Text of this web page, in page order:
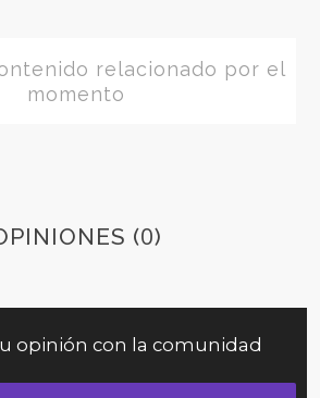
relacionado por el
momento
(0)
opinión con la comunidad